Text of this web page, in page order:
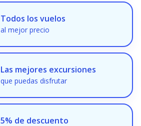
Todos los vuelos
al mejor precio
Las mejores excursiones
que puedas disfrutar
5% de descuento